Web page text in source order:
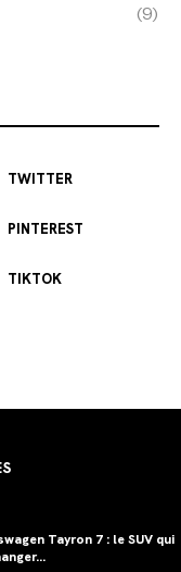
(9)
TWITTER
PINTEREST
TIKTOK
Tayron 7 : le SUV qui